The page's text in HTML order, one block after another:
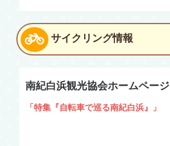
サイクリング情報
南紀白浜観光協会ホームページ
「特集『自転車で巡る南紀白浜』」